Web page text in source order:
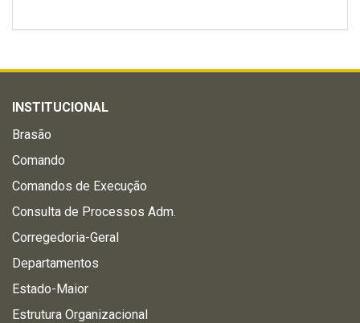
INSTITUCIONAL
Brasão
Comando
Comandos de Execução
Consulta de Processos Adm.
Corregedoria-Geral
Departamentos
Estado-Maior
Estrutura Organizacional